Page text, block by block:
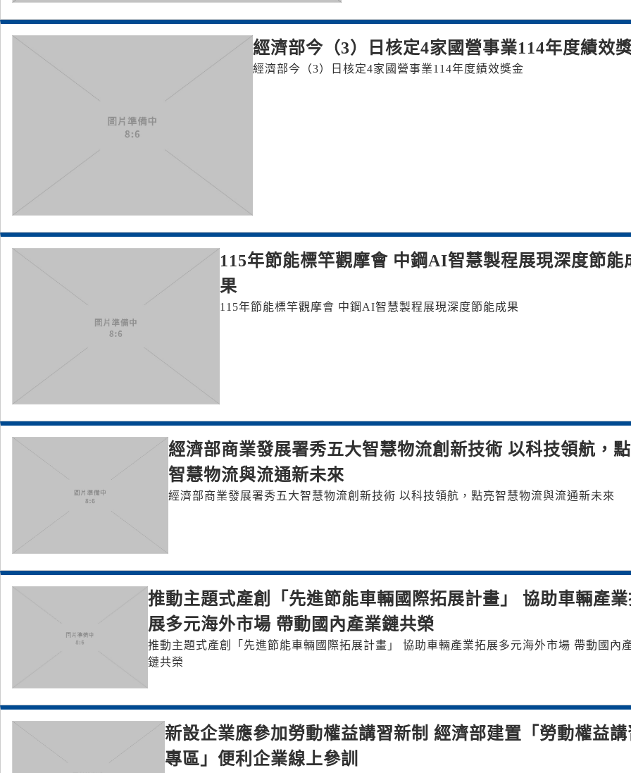
經濟部今（3）日核定4家國營事業114年度績效
經濟部今（3）日核定4家國營事業114年度績效獎金
115年節能標竿觀摩會 中鋼AI智慧製程展現深度節能
果
115年節能標竿觀摩會 中鋼AI智慧製程展現深度節能成果
經濟部商業發展署秀五大智慧物流創新技術 以科技領航，
智慧物流與流通新未來
經濟部商業發展署秀五大智慧物流創新技術 以科技領航，點亮智慧物流與流通新未來
推動主題式產創「先進節能車輛國際拓展計畫」 協助車輛產
展多元海外市場 帶動國內產業鏈共榮
推動主題式產創「先進節能車輛國際拓展計畫」 協助車輛產業拓展多元海外市場 帶動國內
鏈共榮
新設企業應參加勞動權益講習新制 經濟部建置「勞動權益
專區」便利企業線上參訓